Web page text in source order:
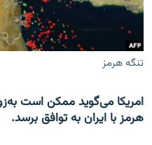
تنگه هرمز
امریکا می‌گوید ممکن است
هرمز با ایران به توافق برسد.